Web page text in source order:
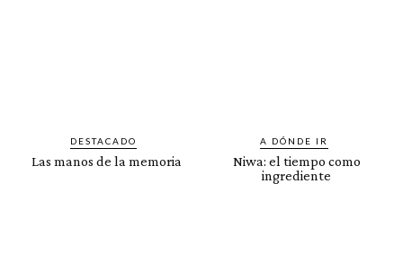
DESTACADO
Las manos de la memoria
A DÓNDE IR
Niwa: el tiempo como
ingrediente